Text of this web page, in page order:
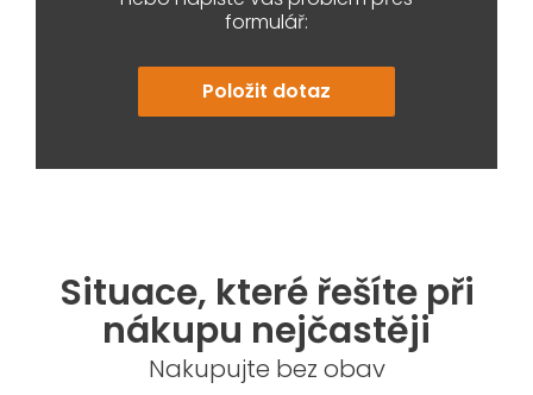
formulář:
Položit dotaz
Situace, které řešíte při
nákupu nejčastěji
Nakupujte bez obav